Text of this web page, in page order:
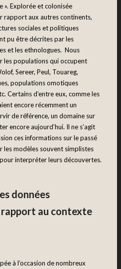
». Explorée et colonisée
rapport aux autres continents,
sociales et politiques
pu être décrites par les
et les ethnologues. Nous
les populations qui occupent
Sereer, Peul, Touareg,
populations omotiques
Certains d’entre eux, comme les
encore récemment un
de référence, un domaine sur
encore aujourd’hui. Il ne s’agit
ces informations sur le passé
les modèles souvent simplistes
interpréter leurs découvertes.
données
au contexte
à l’occasion de nombreux